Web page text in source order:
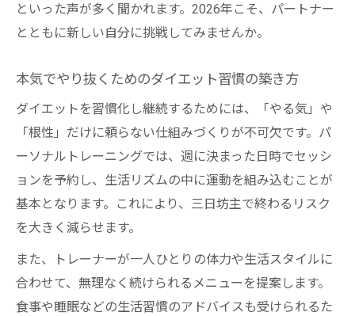
といった声が多く聞かれます。2026年こそ、パートナー
とともに新しい自分に挑戦してみませんか。
本気でやり抜くためのダイエット習慣の築き方
ダイエットを習慣化し継続するためには、「やる気」や
「根性」だけに頼らない仕組みづくりが不可欠です。パ
ーソナルトレーニングでは、週に決まった日時でセッシ
ョンを予約し、生活リズムの中に運動を組み込むことが
基本となります。これにより、三日坊主で終わるリスク
を大きく減らせます。
また、トレーナーが一人ひとりの体力や生活スタイルに
合わせて、無理なく続けられるメニューを提案します。
食事や睡眠などの生活習慣のアドバイスも受けられるた